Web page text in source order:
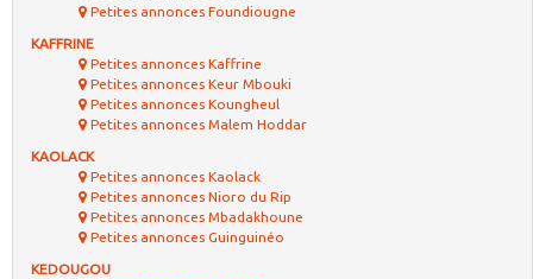
Petites annonces Foundiougne
KAFFRINE
Petites annonces Kaffrine
Petites annonces Keur Mbouki
Petites annonces Koungheul
Petites annonces Malem Hoddar
KAOLACK
Petites annonces Kaolack
Petites annonces Nioro du Rip
Petites annonces Mbadakhoune
Petites annonces Guinguinéo
KEDOUGOU